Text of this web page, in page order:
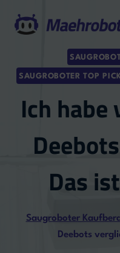
Inhalt
SAUGROBOTER TOP
Ich habe
Das
Saugroboter
Deebots